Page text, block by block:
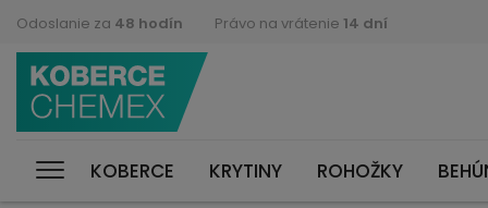
Odoslanie za 48 hodín Právo na vrátenie 14 dní
KOBERCE KRYTINY ROHOŽKY